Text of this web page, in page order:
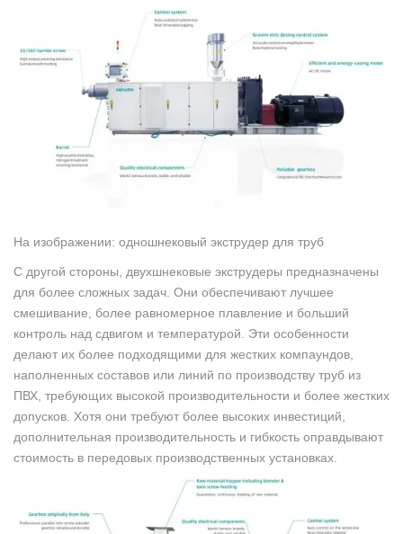
На изображении: одношнековый экструдер для труб
С другой стороны, двухшнековые экструдеры предназначены
для более сложных задач. Они обеспечивают лучшее
смешивание, более равномерное плавление и больший
контроль над сдвигом и температурой. Эти особенности
делают их более подходящими для жестких компаундов,
наполненных составов или линий по производству труб из
ПВХ, требующих высокой производительности и более жестких
допусков. Хотя они требуют более высоких инвестиций,
дополнительная производительность и гибкость оправдывают
стоимость в передовых производственных установках.